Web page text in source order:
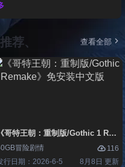
荐、 查看全部
Stay Human: Reloaded Edition
《哥特王朝：重制版/Gothic 1
冒险剧情
116
行日期：2026-6-5
8月8日 更新